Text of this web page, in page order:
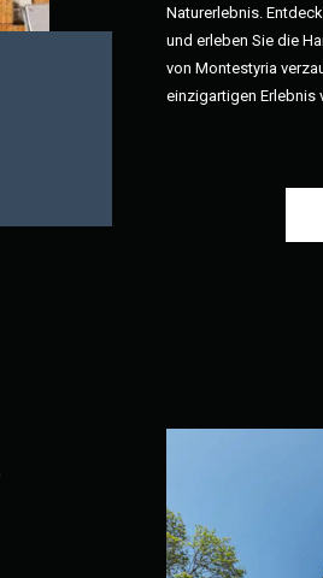
Naturerlebnis.
und erleben Sie die
von Montestyria
einzigartigen Erlebnis